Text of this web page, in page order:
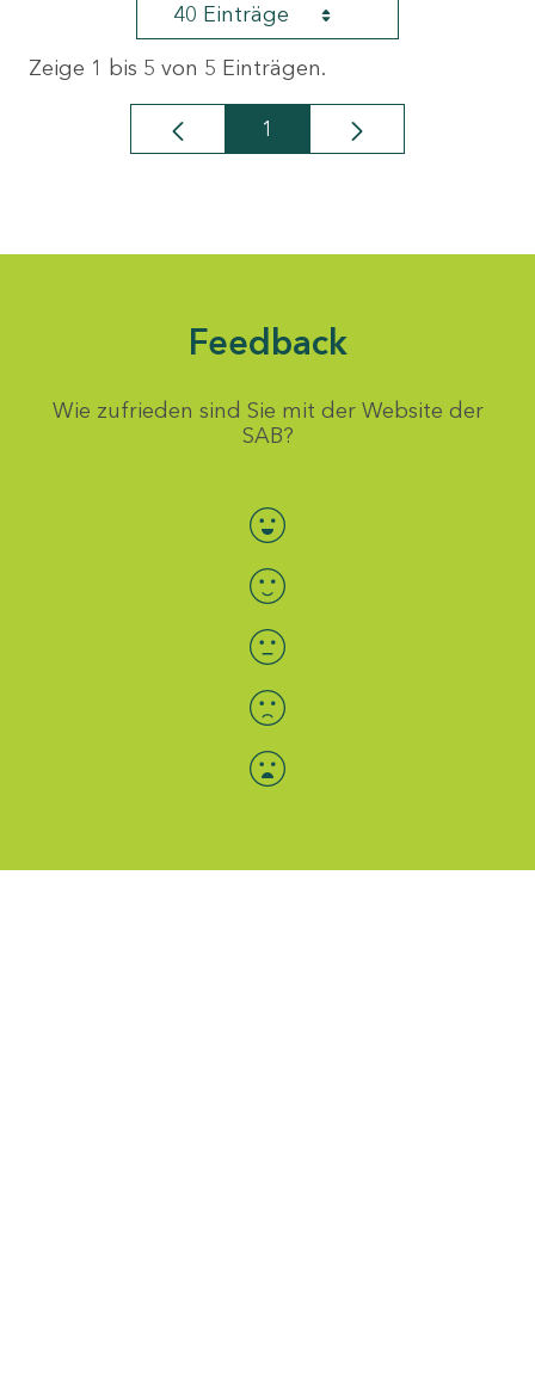
40 Einträge
Zeige 1 bis 5 von 5 Einträgen.
Seite
1
Feedback
Wie zufrieden sind Sie mit der Website der
SAB?
Bewertung auswählen